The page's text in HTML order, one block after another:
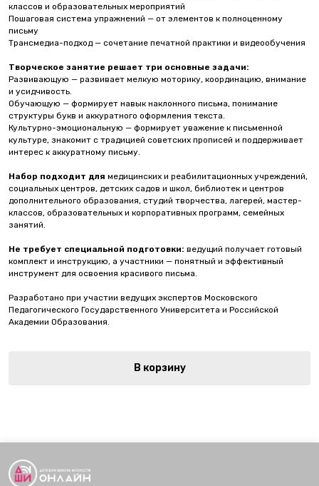
классов и образовательных мероприятий
Пошаговая система упражнений — от элементов к полноценному
письму
Трансмедиа-подход — сочетание печатной практики и видеообучения
Творческое занятие решает три основные задачи:
Развивающую — развивает мелкую моторику, координацию, внимание
и усидчивость.
Обучающую — формирует навык наклонного письма, понимание
структуры букв и аккуратного оформления текста.
Культурно-эмоциональную — формирует уважение к письменной
культуре, знакомит с традицией советских прописей и поддерживает
интерес к аккуратному письму.
Набор подходит для медицинских и реабилитационных учреждений,
социальных центров, детских садов и школ, библиотек и центров
дополнительного образования, студий творчества, лагерей, мастер-
классов, образовательных и корпоративных программ, семейных
занятий.
Не требует специальной подготовки: ведущий получает готовый
комплект и инструкцию, а участники — понятный и эффективный
инструмент для освоения красивого письма.
Разработано при участии ведущих экспертов Московского
Педагогического Государственного Университета и Российской
Академии Образования.
В корзину